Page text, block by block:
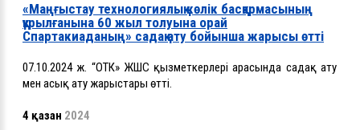
«Маңғыстау технологиялық көлік басқармасының
құрылғанына 60 жыл толуына орай
Спартакиаданың» садақ ату бойынша жарысы өтті
07.10.2024 ж. “ОТК» ЖШС қызметкерлері арасында садақ ату
мен асық ату жарыстары өтті.
4 қазан 2024